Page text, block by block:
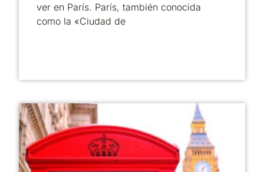
ver en París. París, también conocida
como la «Ciudad de